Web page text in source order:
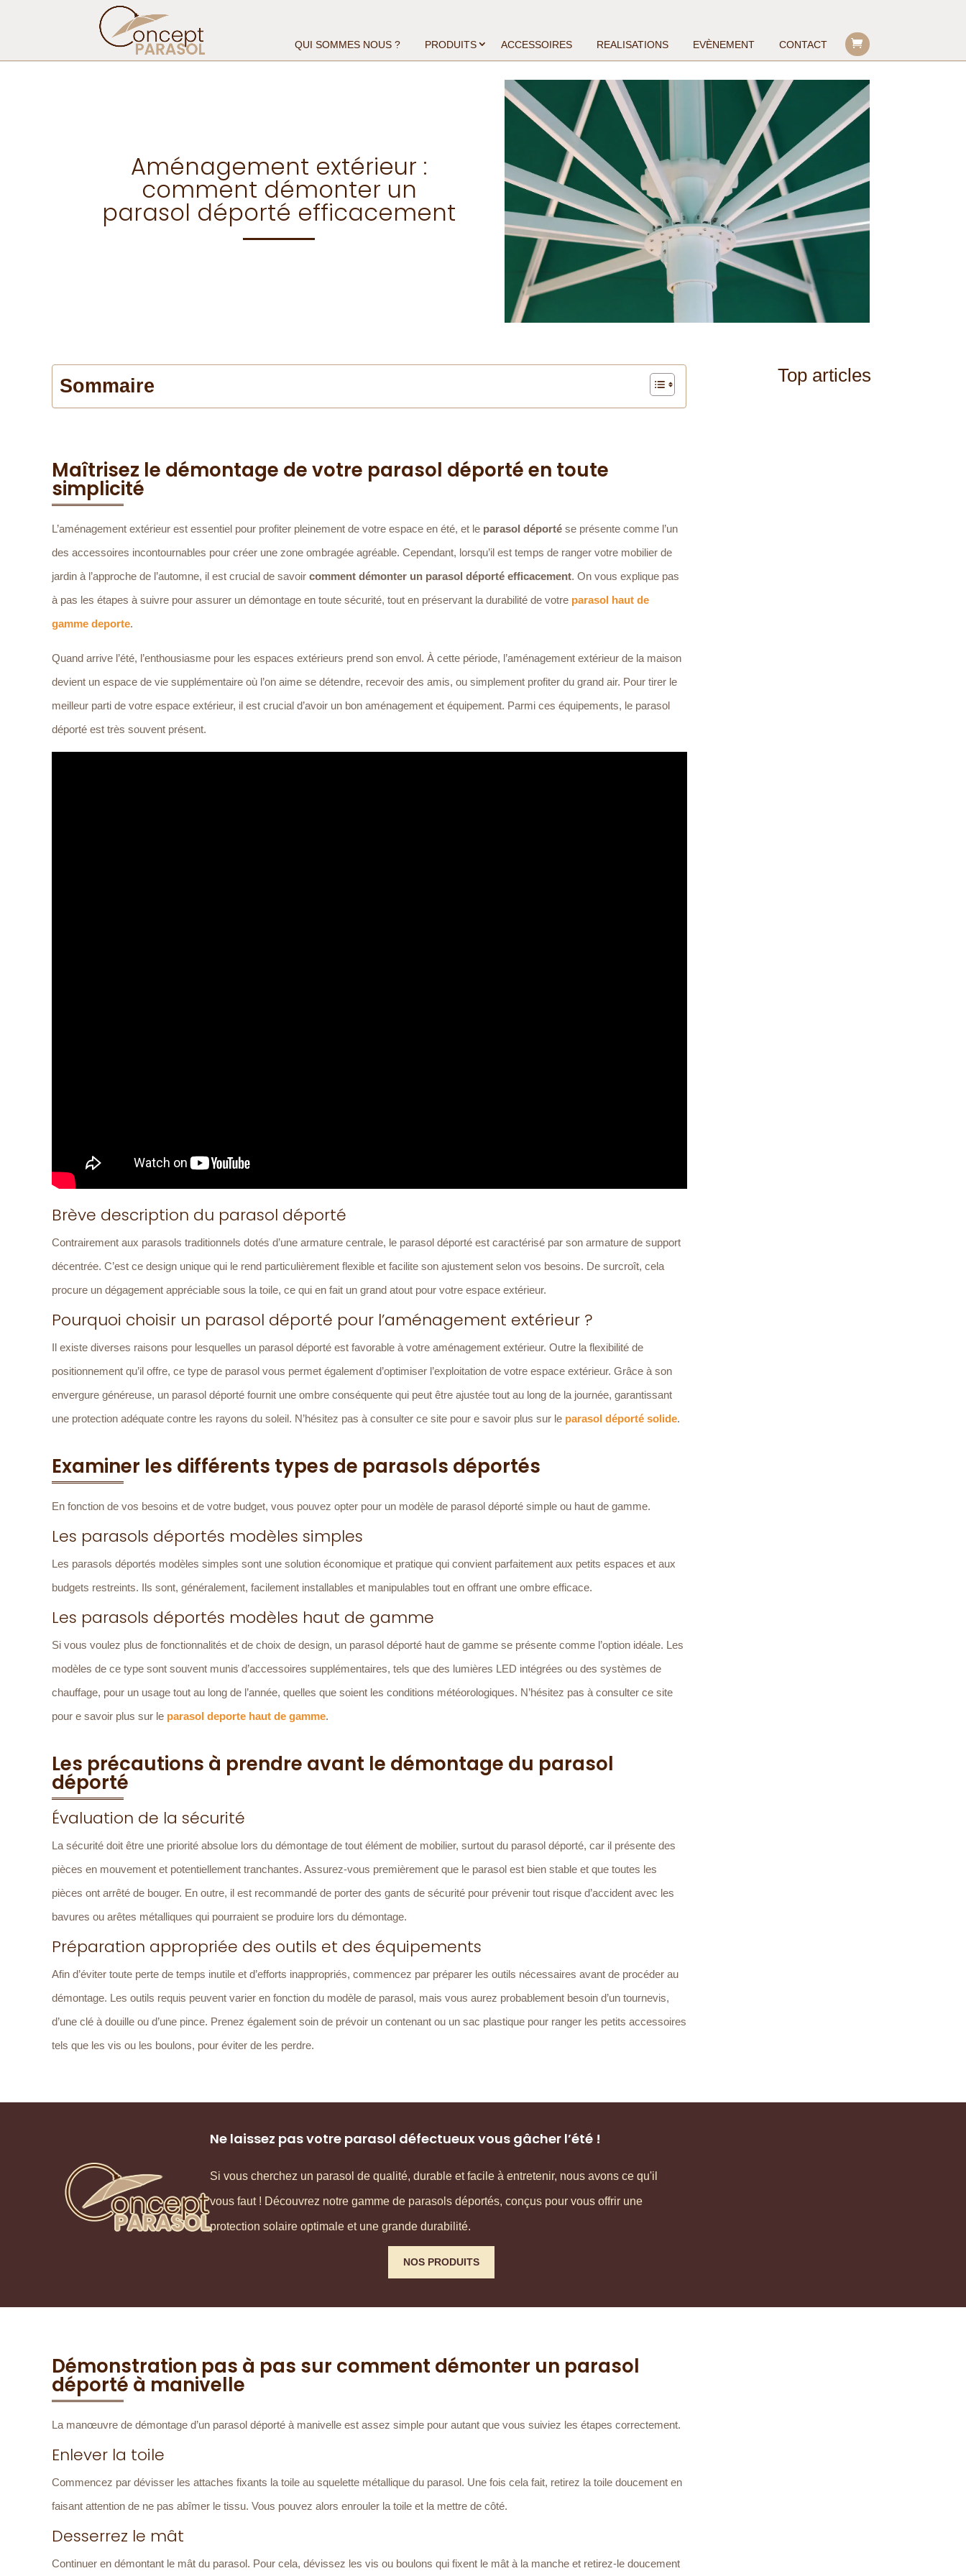
QUI SOMMES NOUS ? PRODUITS ACCESSOIRES REALISATIONS EVÈNEMENT CONTACT
Aménagement extérieur :
comment démonter un
parasol déporté efficacement
Sommaire
Maîtrisez le démontage de votre parasol déporté en toute
simplicité
L’aménagement extérieur est essentiel pour profiter pleinement de votre espace en été, et le parasol déporté se présente comme l’un
des accessoires incontournables pour créer une zone ombragée agréable. Cependant, lorsqu’il est temps de ranger votre mobilier de
jardin à l’approche de l’automne, il est crucial de savoir comment démonter un parasol déporté efficacement. On vous explique pas
à pas les étapes à suivre pour assurer un démontage en toute sécurité, tout en préservant la durabilité de votre parasol haut de
gamme deporte.
Quand arrive l’été, l’enthousiasme pour les espaces extérieurs prend son envol. À cette période, l’aménagement extérieur de la maison
devient un espace de vie supplémentaire où l’on aime se détendre, recevoir des amis, ou simplement profiter du grand air. Pour tirer le
meilleur parti de votre espace extérieur, il est crucial d’avoir un bon aménagement et équipement. Parmi ces équipements, le parasol
déporté est très souvent présent.
Brève description du parasol déporté
Contrairement aux parasols traditionnels dotés d’une armature centrale, le parasol déporté est caractérisé par son armature de support
décentrée. C’est ce design unique qui le rend particulièrement flexible et facilite son ajustement selon vos besoins. De surcroît, cela
procure un dégagement appréciable sous la toile, ce qui en fait un grand atout pour votre espace extérieur.
Pourquoi choisir un parasol déporté pour l’aménagement extérieur ?
Il existe diverses raisons pour lesquelles un parasol déporté est favorable à votre aménagement extérieur. Outre la flexibilité de
positionnement qu’il offre, ce type de parasol vous permet également d’optimiser l’exploitation de votre espace extérieur. Grâce à son
envergure généreuse, un parasol déporté fournit une ombre conséquente qui peut être ajustée tout au long de la journée, garantissant
une protection adéquate contre les rayons du soleil. N’hésitez pas à consulter ce site pour e savoir plus sur le parasol déporté solide.
Examiner les différents types de parasols déportés
En fonction de vos besoins et de votre budget, vous pouvez opter pour un modèle de parasol déporté simple ou haut de gamme.
Les parasols déportés modèles simples
Les parasols déportés modèles simples sont une solution économique et pratique qui convient parfaitement aux petits espaces et aux
budgets restreints. Ils sont, généralement, facilement installables et manipulables tout en offrant une ombre efficace.
Les parasols déportés modèles haut de gamme
Si vous voulez plus de fonctionnalités et de choix de design, un parasol déporté haut de gamme se présente comme l’option idéale. Les
modèles de ce type sont souvent munis d’accessoires supplémentaires, tels que des lumières LED intégrées ou des systèmes de
chauffage, pour un usage tout au long de l’année, quelles que soient les conditions météorologiques. N’hésitez pas à consulter ce site
pour e savoir plus sur le parasol deporte haut de gamme.
Les précautions à prendre avant le démontage du parasol
déporté
Évaluation de la sécurité
La sécurité doit être une priorité absolue lors du démontage de tout élément de mobilier, surtout du parasol déporté, car il présente des
pièces en mouvement et potentiellement tranchantes. Assurez-vous premièrement que le parasol est bien stable et que toutes les
pièces ont arrêté de bouger. En outre, il est recommandé de porter des gants de sécurité pour prévenir tout risque d’accident avec les
bavures ou arêtes métalliques qui pourraient se produire lors du démontage.
Préparation appropriée des outils et des équipements
Afin d’éviter toute perte de temps inutile et d’efforts inappropriés, commencez par préparer les outils nécessaires avant de procéder au
démontage. Les outils requis peuvent varier en fonction du modèle de parasol, mais vous aurez probablement besoin d’un tournevis,
d’une clé à douille ou d’une pince. Prenez également soin de prévoir un contenant ou un sac plastique pour ranger les petits accessoires
tels que les vis ou les boulons, pour éviter de les perdre.
Ne laissez pas votre parasol défectueux vous gâcher l’été !
Si vous cherchez un parasol de qualité, durable et facile à entretenir, nous avons ce qu'il
vous faut ! Découvrez notre gamme de parasols déportés, conçus pour vous offrir une
protection solaire optimale et une grande durabilité.
NOS PRODUITS
Démonstration pas à pas sur comment démonter un parasol
déporté à manivelle
La manœuvre de démontage d’un parasol déporté à manivelle est assez simple pour autant que vous suiviez les étapes correctement.
Enlever la toile
Commencez par dévisser les attaches fixants la toile au squelette métallique du parasol. Une fois cela fait, retirez la toile doucement en
faisant attention de ne pas abîmer le tissu. Vous pouvez alors enrouler la toile et la mettre de côté.
Desserrez le mât
Continuer en démontant le mât du parasol. Pour cela, dévissez les vis ou boulons qui fixent le mât à la manche et retirez-le doucement
Top articles